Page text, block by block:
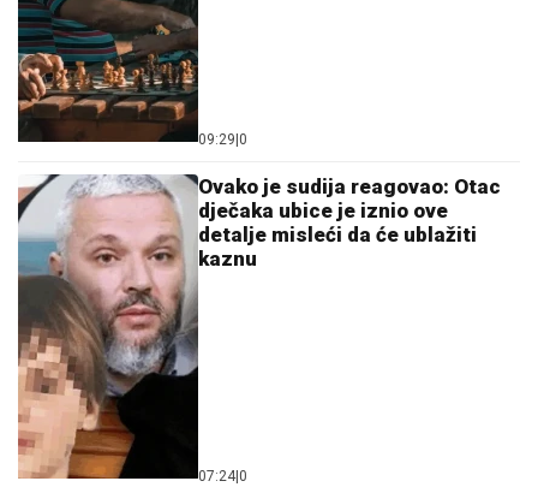
09:29 0
Ovako je sudija reagovao: Otac
dječaka ubice je iznio ove
detalje misleći da će ublažiti
kaznu
07:24 0